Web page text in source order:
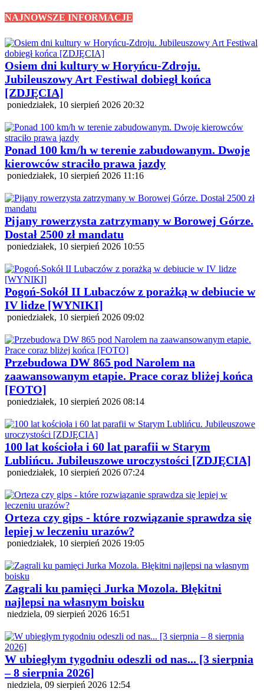
NAJNOWSZE INFORMACJE
Osiem dni kultury w Horyńcu-Zdroju.
Jubileuszowy Art Festiwal dobiegł końca
[ZDJĘCIA]
poniedziałek, 10 sierpień 2026 20:32
Ponad 100 km/h w terenie zabudowanym. Dwoje
kierowców straciło prawa jazdy
poniedziałek, 10 sierpień 2026 11:16
Pijany rowerzysta zatrzymany w Borowej Górze.
Dostał 2500 zł mandatu
poniedziałek, 10 sierpień 2026 10:55
Pogoń-Sokół II Lubaczów z porażką w debiucie w
IV lidze [WYNIKI]
poniedziałek, 10 sierpień 2026 09:02
Przebudowa DW 865 pod Narolem na
zaawansowanym etapie. Prace coraz bliżej końca
[FOTO]
poniedziałek, 10 sierpień 2026 08:14
100 lat kościoła i 60 lat parafii w Starym
Lublińcu. Jubileuszowe uroczystości [ZDJĘCIA]
poniedziałek, 10 sierpień 2026 07:24
Orteza czy gips - które rozwiązanie sprawdza się
lepiej w leczeniu urazów?
poniedziałek, 10 sierpień 2026 19:05
Zagrali ku pamięci Jurka Mozola. Błękitni
najlepsi na własnym boisku
niedziela, 09 sierpień 2026 16:51
W ubiegłym tygodniu odeszli od nas... [3 sierpnia
– 8 sierpnia 2026]
niedziela, 09 sierpień 2026 12:54